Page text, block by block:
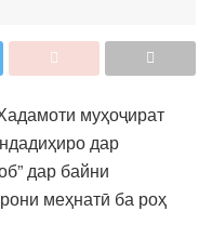
муҳоҷират
дар
дар байни
меҳнатӣ ба роҳ